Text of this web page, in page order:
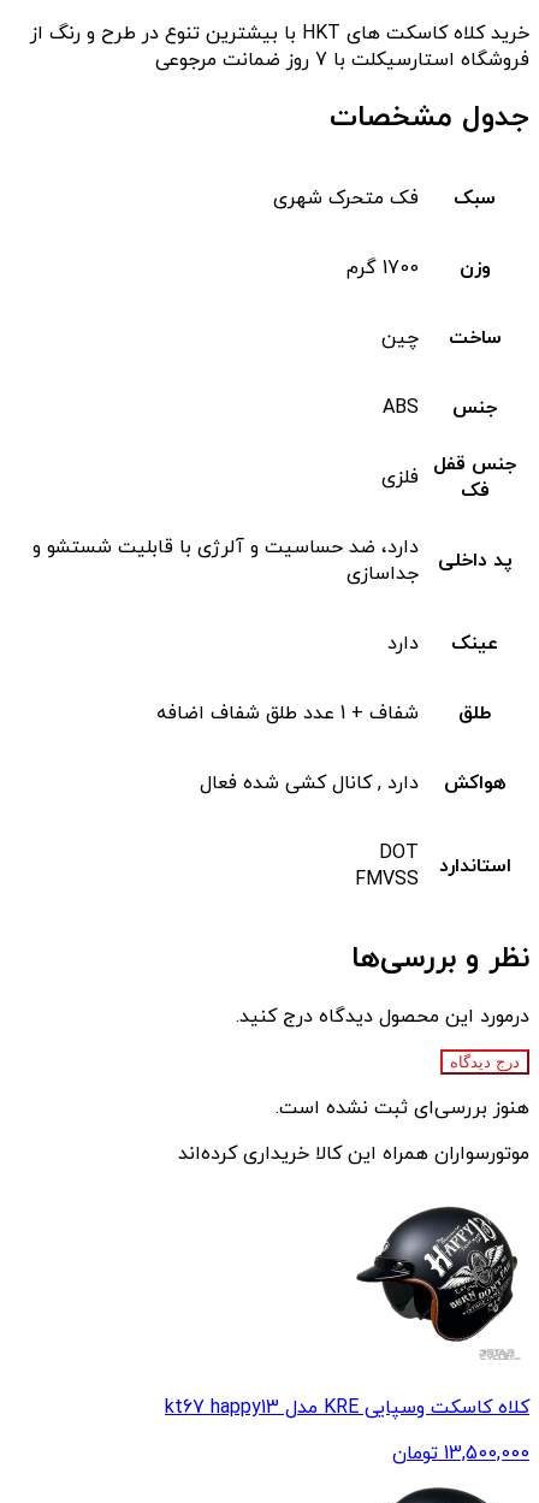
خرید کلاه کاسکت های HKT با بیشترین تنوع در طرح و رنگ از
فروشگاه استارسیکلت با 7 روز ضمانت مرجوعی
جدول مشخصات
سبک فک متحرک شهری
وزن 1700 گرم
ساخت چین
جنس ABS
جنس قفل
فک
فلزی
پد داخلی
دارد، ضد حساسیت و آلرژی با قابلیت شستشو و
جداسازی
عینک دارد
طلق شفاف + 1 عدد طلق شفاف اضافه
هواکش دارد , کانال کشی شده فعال
استاندارد
DOT
FMVSS
نظر و بررسی‌ها
درمورد این محصول دیدگاه درج کنید.
درج دیدگاه
هنوز بررسی‌ای ثبت نشده است.
موتورسواران همراه این کالا خریداری کرده‌اند
کلاه کاسکت وسپایی KRE مدل kt67 happy13
13,500,000 تومان